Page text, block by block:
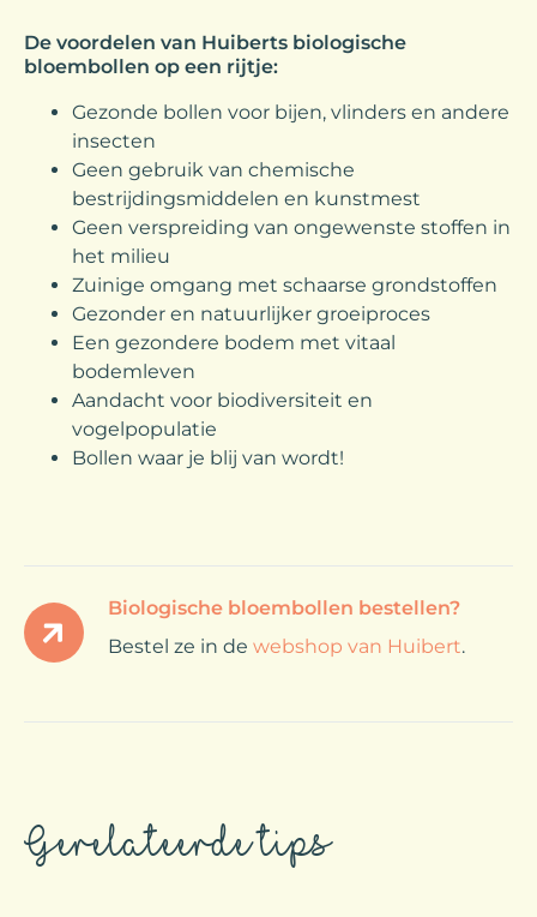
De voordelen van Huiberts biologische
bloembollen op een rijtje:
Gezonde bollen voor bijen, vlinders en andere
insecten
Geen gebruik van chemische
bestrijdingsmiddelen en kunstmest
Geen verspreiding van ongewenste stoffen in
het milieu
Zuinige omgang met schaarse grondstoffen
Gezonder en natuurlijker groeiproces
Een gezondere bodem met vitaal
bodemleven
Aandacht voor biodiversiteit en
vogelpopulatie
Bollen waar je blij van wordt!
Biologische bloembollen bestellen?
Bestel ze in de webshop van Huibert.
Gerelateerde tips